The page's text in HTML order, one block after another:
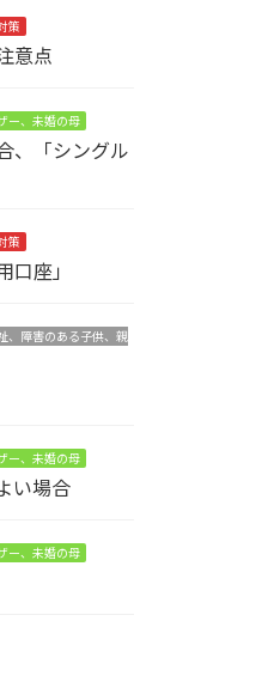
策
意点
ー、未婚の母
、「シングル
策
口座」
、障害のある子供、親
ー、未婚の母
い場合
ー、未婚の母